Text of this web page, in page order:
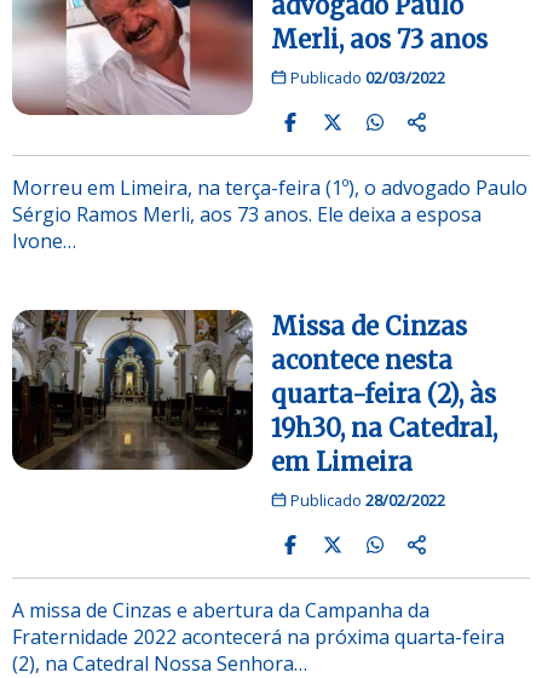
Merli, aos 73 anos
Publicado 02/03/2022
Morreu em Limeira, na terça-feira (1º), o advogado Paulo
Sérgio Ramos Merli, aos 73 anos. Ele deixa a esposa
Ivone…
Missa de Cinzas
acontece nesta
quarta-feira (2), às
19h30, na Catedral,
em Limeira
Publicado 28/02/2022
A missa de Cinzas e abertura da Campanha da
Fraternidade 2022 acontecerá na próxima quarta-feira
(2), na Catedral Nossa Senhora…